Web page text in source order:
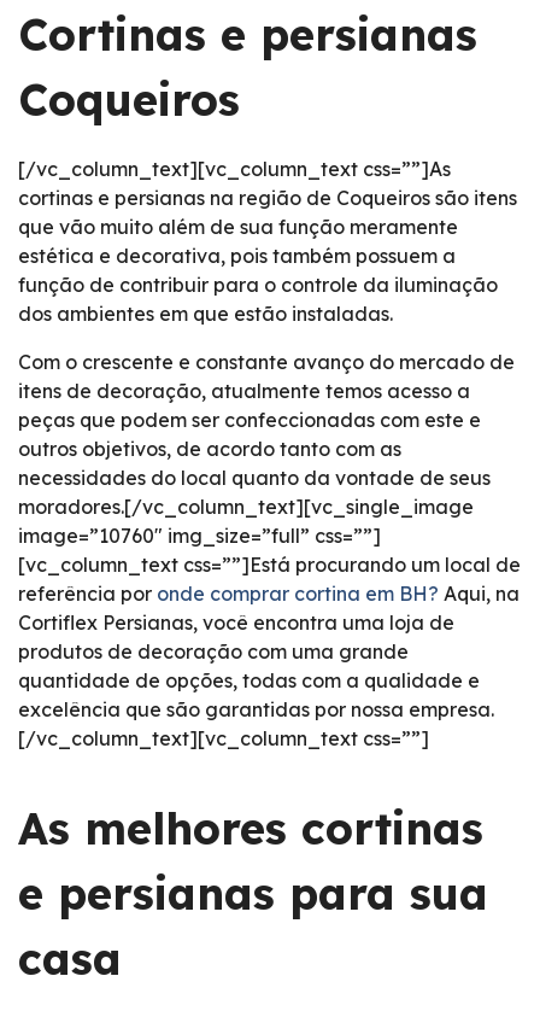
Cortinas e persianas
Coqueiros
[/vc_column_text][vc_column_text css=””]As
cortinas e persianas na região de Coqueiros são itens
que vão muito além de sua função meramente
estética e decorativa, pois também possuem a
função de contribuir para o controle da iluminação
dos ambientes em que estão instaladas.
Com o crescente e constante avanço do mercado de
itens de decoração, atualmente temos acesso a
peças que podem ser confeccionadas com este e
outros objetivos, de acordo tanto com as
necessidades do local quanto da vontade de seus
moradores.[/vc_column_text][vc_single_image
image=”10760″ img_size=”full” css=””]
[vc_column_text css=””]Está procurando um local de
referência por onde comprar cortina em BH? Aqui, na
Cortiflex Persianas, você encontra uma loja de
produtos de decoração com uma grande
quantidade de opções, todas com a qualidade e
excelência que são garantidas por nossa empresa.
[/vc_column_text][vc_column_text css=””]
As melhores cortinas
e persianas para sua
casa